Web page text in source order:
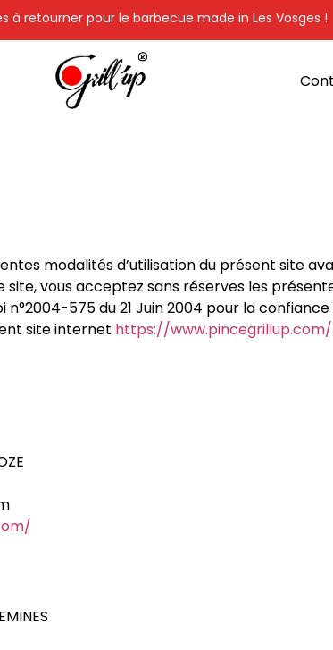
à retourner pour le barbecue made in Les Vosges !
modalités d’utilisation du présent site
vous acceptez sans réserves les
575 du 21 Juin 2004 pour la
site internet https://www.pincegrillup.com/